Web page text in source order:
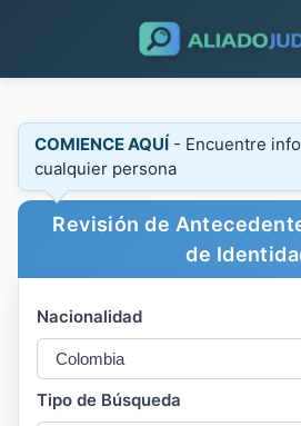
COMIENCE AQUÍ - Encuentre
cualquier persona
Revisión de
de
Nacionalidad
Tipo de Búsqueda